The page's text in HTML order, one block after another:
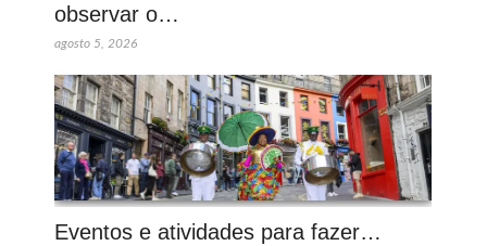
observar o…
agosto 5, 2026
Eventos e atividades para fazer…